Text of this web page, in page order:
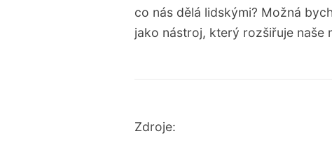
co nás dělá lidskými? Možná
jako nástroj, který rozšiřuje naše
Zdroje: